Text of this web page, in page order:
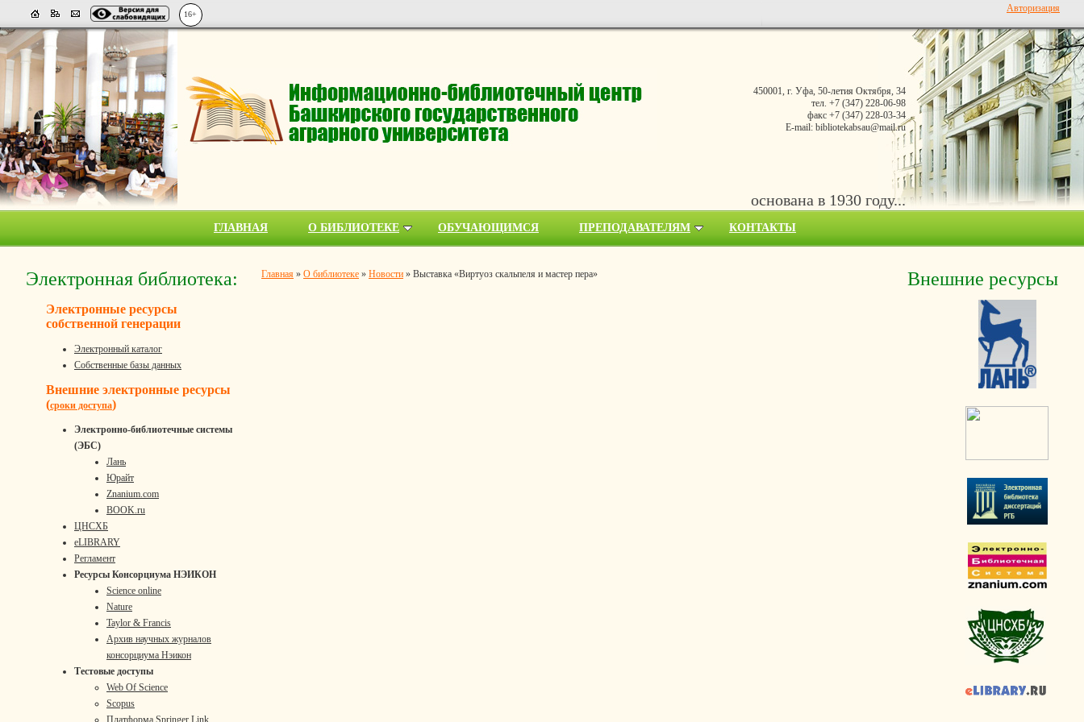
16+
Авторизация
450001, г. Уфа, 50-летия Октября, 34
тел. +7 (347) 228-06-98
факс +7 (347) 228-03-34
E-mail: bibliotekabsau@mail.ru
основана в 1930 году...
ГЛАВНАЯ О БИБЛИОТЕКЕ ОБУЧАЮЩИМСЯ ПРЕПОДАВАТЕЛЯМ КОНТАКТЫ
Электронная библиотека:
Электронные ресурсы
собственной генерации
Электронный каталог
Собственные базы данных
Внешние электронные ресурсы
(сроки доступа)
Электронно-библиотечные системы
(ЭБС)
Лань
Юрайт
Znanium.com
BOOK.ru
ЦНСХБ
eLIBRARY
Регламент
Ресурсы Консорциума НЭИКОН
Science online
Nature
Taylor & Francis
Архив научных журналов
консорциума Нэикон
Тестовые доступы
Web Of Science
Scopus
Платформа Springer Link
Главная » О библиотеке » Новости » Выставка «Виртуоз скальпеля и мастер пера» Внешние ресурсы